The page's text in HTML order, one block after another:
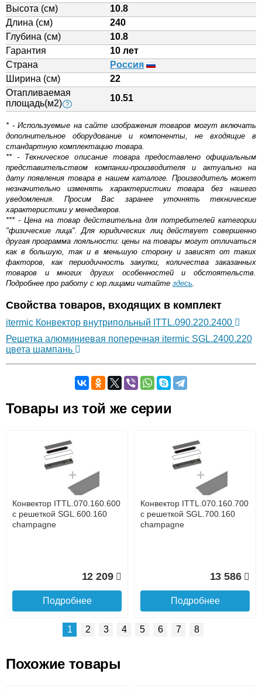
Высота (см)
10.8
Длина (см)
240
Глубина (см)
10.8
Гарантия
10 лет
Страна
Россия
Ширина (см)
22
Отапливаемая
площадь(м2) ?
10.51
* - Используемые на сайте изображения товаров могут включать
дополнительное оборудование и компоненты, не входящие в
стандартную комплектацию товара.
** - Техническое описание товара предоставлено официальным
представительством компании-производителя и актуально на
дату появления товара в нашем каталоге. Производитель может
незначительно изменять характеристики товара без нашего
уведомления. Просим Вас заранее уточнять технические
характеристики у менеджеров.
*** - Цена на товар действительна для потребителей категории
"физические лица". Для юридических лиц действует совершенно
другая программа лояльности: цены на товары могут отличаться
как в большую, так и в меньшую сторону и зависят от таких
факторов, как периодичность закупки, количества заказанных
товаров и многих других особенностей и обстоятельств.
Подробнее про работу с юр.лицами читайте здесь.
Свойства товаров, входящих в комплект
itermic Конвектор внутрипольный ITTL.090.220.2400
Решетка алюминиевая поперечная itermic SGL.2400.220
цвета шампань
Оставьте отзыв
Доставка сантехники по Москве и Московской области
Наличный расчёт
Банковской картой на сайте в режиме реального
времени
Банковской картой при получении товара как при
доставке, так и самовывозом
Интернет-деньгами (Yandex-деньги, Web-money,
Qiwi-кошельки и другие).
Безналичный расчёт (возможно и с НДС)
Товары из той же серии
Конвектор ITTL.070.160.600
с решеткой SGL.600.160
champagne
12 209
Подробнее
Конвектор ITTL.070.160.700
с решеткой SGL.700.160
champagne
13 586
Подробнее
1 2 3 4 5 6 7 8
Похожие товары